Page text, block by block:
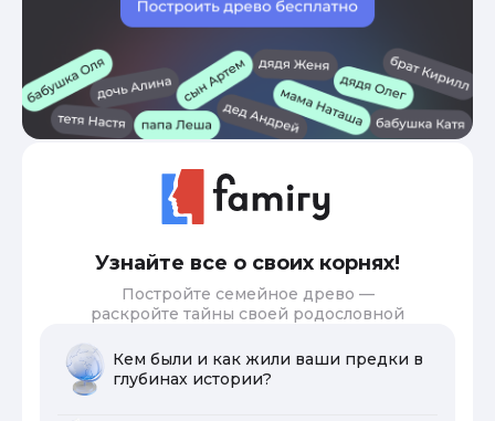
Узнайте все о своих корнях!
Постройте семейное древо —
раскройте тайны своей родословной
Кем были и как жили ваши предки в
глубинах истории?